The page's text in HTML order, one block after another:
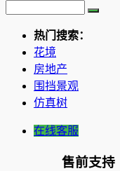
热门搜索：
花境
房地产
围挡景观
仿真树
在线客服
售前支持